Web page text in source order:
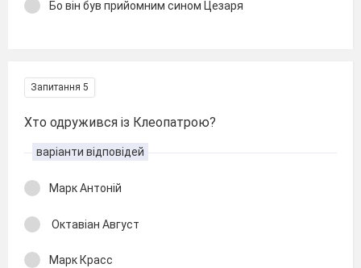
Бо він був прийомним сином Цезаря
Запитання 5
Хто одружився із Клеопатрою?
варіанти відповідей
Марк Антоній
Октавіан Август
Марк Красс